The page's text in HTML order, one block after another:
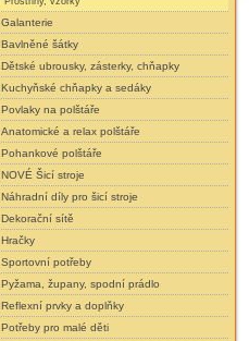
Galanterie
Bavlněné šátky
Dětské ubrousky, zásterky, chňapky
Kuchyňské chňapky a sedáky
Povlaky na polštáře
Anatomické a relax polštáře
Pohankové polštáře
NOVÉ Šicí stroje
Náhradní díly pro šicí stroje
Dekorační sítě
Hračky
Sportovní potřeby
Pyžama, župany, spodní prádlo
Reflexní prvky a doplňky
Potřeby pro malé děti